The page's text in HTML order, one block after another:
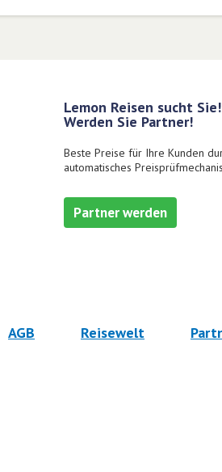
Lemon Reisen sucht Sie!
Werden Sie Partner!
Beste Preise für Ihre Kunden
automatisches
Partner werden
AGB Reisewelt